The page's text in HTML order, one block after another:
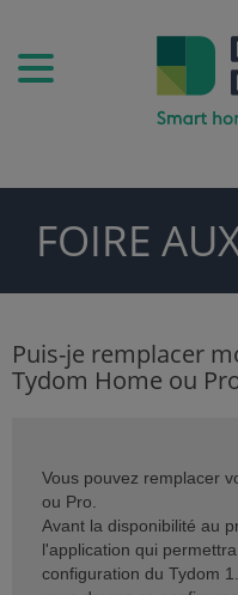
& SERVICES)
FOIRE
Puis-je remplacer
Tydom Home ou
Vous pouvez remplacer
ou Pro.
Avant la disponibilité au
l'application qui
configuration du Tydom